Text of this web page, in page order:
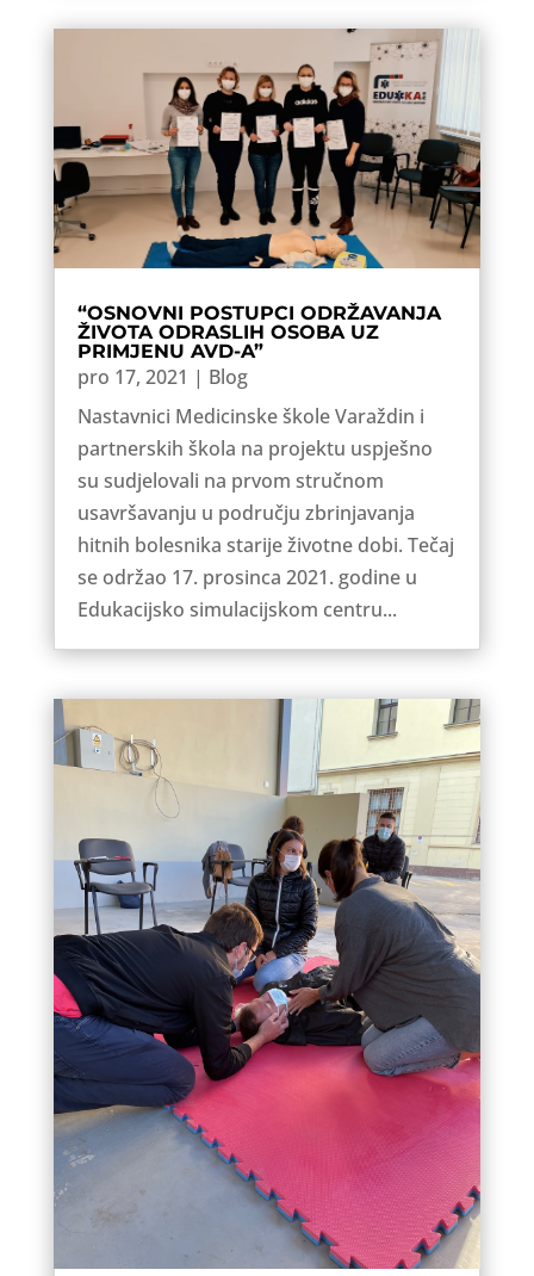
“OSNOVNI POSTUPCI ODRŽAVANJA
ŽIVOTA ODRASLIH OSOBA UZ
PRIMJENU AVD-A”
pro 17, 2021 | Blog
Nastavnici Medicinske škole Varaždin i
partnerskih škola na projektu uspješno
su sudjelovali na prvom stručnom
usavršavanju u području zbrinjavanja
hitnih bolesnika starije životne dobi. Tečaj
se održao 17. prosinca 2021. godine u
Edukacijsko simulacijskom centru...